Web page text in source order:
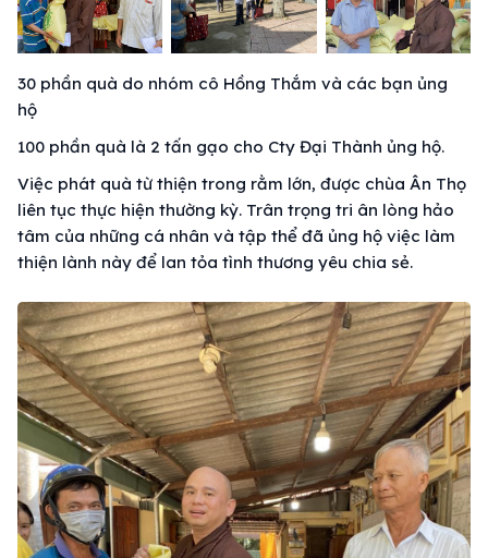
30 phần quà do nhóm cô Hồng Thắm và các bạn ủng
hộ
100 phần quà là 2 tấn gạo cho Cty Đại Thành ủng hộ.
Việc phát quà từ thiện trong rằm lớn, được chùa Ân Thọ
liên tục thực hiện thường kỳ. Trân trọng tri ân lòng hảo
tâm của những cá nhân và tập thể đã ủng hộ việc làm
thiện lành này để lan tỏa tình thương yêu chia sẻ.